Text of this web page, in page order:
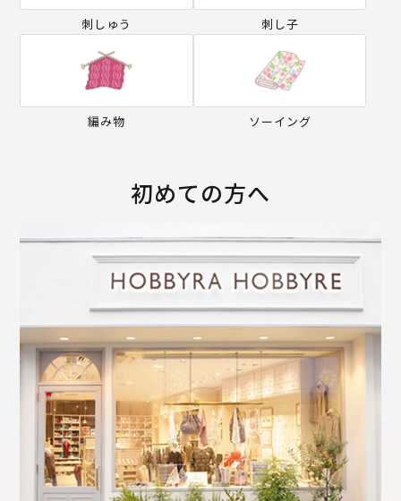
刺しゅう 刺し子
編み物 ソーイング
初めての方へ